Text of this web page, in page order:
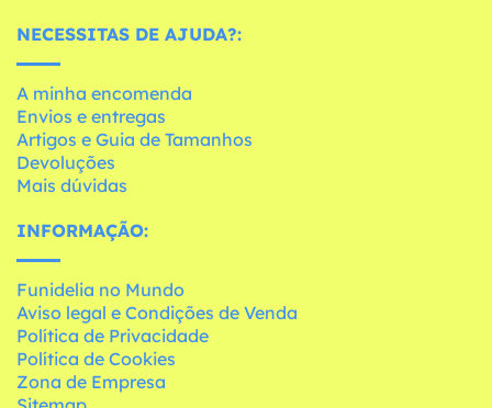
NECESSITAS DE AJUDA?:
A minha encomenda
Envios e entregas
Artigos e Guia de Tamanhos
Devoluções
Mais dúvidas
INFORMAÇÃO:
Funidelia no Mundo
Aviso legal e Condições de Venda
Política de Privacidade
Política de Cookies
Zona de Empresa